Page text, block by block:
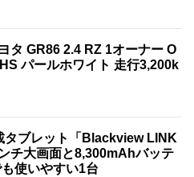
タ GR86 2.4 RZ 1オーナー O
パールホワイト 走行3,200k
ブレット「Blackview LINK
チ大画面と8,300mAhバッテ
使いやすい1台